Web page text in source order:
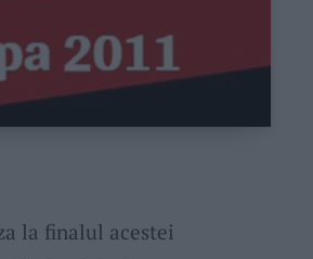
la finalul acestei